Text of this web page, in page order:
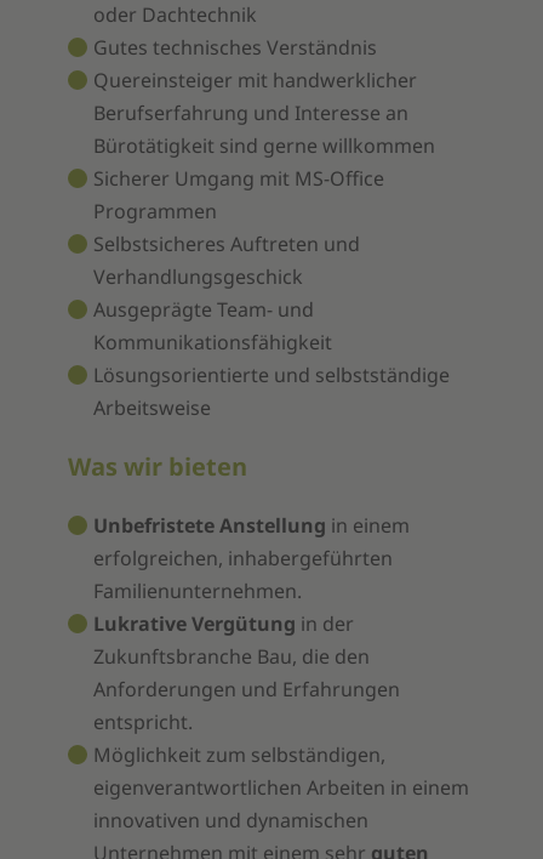
oder Dachtechnik
Gutes technisches Verständnis
Quereinsteiger mit handwerklicher
Berufserfahrung und Interesse an
Bürotätigkeit sind gerne willkommen
Sicherer Umgang mit MS-Office
Programmen
Selbstsicheres Auftreten und
Verhandlungsgeschick
Ausgeprägte Team- und
Kommunikationsfähigkeit
Lösungsorientierte und selbstständige
Arbeitsweise
Was wir bieten
Unbefristete Anstellung in einem
erfolgreichen, inhabergeführten
Familienunternehmen.
Lukrative Vergütung in der
Zukunftsbranche Bau, die den
Anforderungen und Erfahrungen
entspricht.
Möglichkeit zum selbständigen,
eigenverantwortlichen Arbeiten in einem
innovativen und dynamischen
Unternehmen mit einem sehr guten